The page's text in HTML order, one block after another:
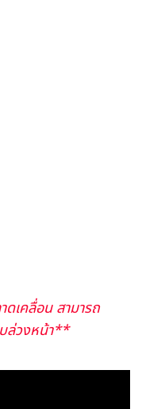
ดเคลื่อน สามารถ
บล่วงหน้า**